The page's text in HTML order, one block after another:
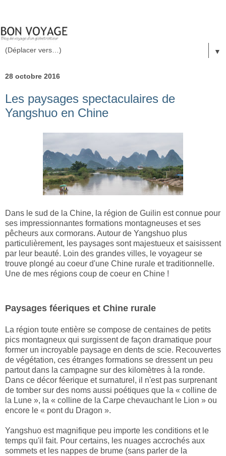
▼
28 octobre 2016
Les paysages spectaculaires de
Yangshuo en Chine
Dans le sud de la Chine, la région de Guilin est connue pour
ses impressionnantes formations montagneuses et ses
pêcheurs aux cormorans. Autour de Yangshuo plus
particulièrement, les paysages sont majestueux et saisissent
par leur beauté. Loin des grandes villes, le voyageur se
trouve plongé au coeur d'une Chine rurale et traditionnelle.
Une de mes régions coup de coeur en Chine !
Paysages féeriques et Chine rurale
La région toute entière se compose de centaines de petits
pics montagneux qui surgissent de façon dramatique pour
former un incroyable paysage en dents de scie. Recouvertes
de végétation, ces étranges formations se dressent un peu
partout dans la campagne sur des kilomètres à la ronde.
Dans ce décor féerique et surnaturel, il n'est pas surprenant
de tomber sur des noms aussi poétiques que la « colline de
la Lune », la « colline de la Carpe chevauchant le Lion » ou
encore le « pont du Dragon ».
Yangshuo est magnifique peu importe les conditions et le
temps qu'il fait. Pour certains, les nuages accrochés aux
sommets et les nappes de brume (sans parler de la